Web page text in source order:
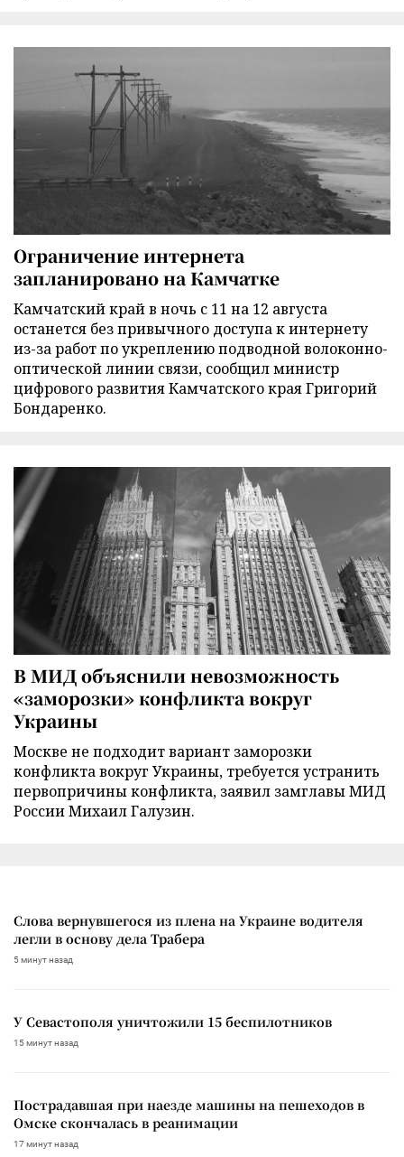
Ограничение интернета
запланировано на Камчатке
Камчатский край в ночь с 11 на 12 августа
останется без привычного доступа к интернету
из-за работ по укреплению подводной волоконно-
оптической линии связи, сообщил министр
цифрового развития Камчатского края Григорий
Бондаренко.
В МИД объяснили невозможность
«заморозки» конфликта вокруг
Украины
Москве не подходит вариант заморозки
конфликта вокруг Украины, требуется устранить
первопричины конфликта, заявил замглавы МИД
России Михаил Галузин.
Слова вернувшегося из плена на Украине водителя
легли в основу дела Трабера
5 минут назад
У Севастополя уничтожили 15 беспилотников
15 минут назад
Пострадавшая при наезде машины на пешеходов в
Омске скончалась в реанимации
17 минут назад